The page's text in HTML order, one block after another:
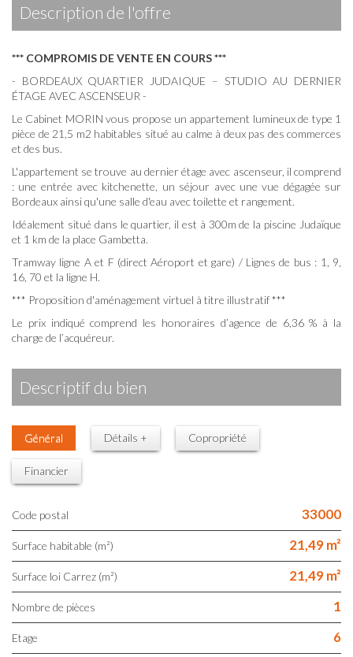
description de l'offre
*** COMPROMIS DE VENTE EN COURS ***
- BORDEAUX QUARTIER JUDAIQUE – STUDIO AU DERNIER
ÉTAGE AVEC ASCENSEUR -
Le Cabinet MORIN vous propose un appartement lumineux de type 1
pièce de 21,5 m2 habitables situé au calme à deux pas des commerces
et des bus.
L'appartement se trouve au dernier étage avec ascenseur, il comprend
: une entrée avec kitchenette, un séjour avec une vue dégagée sur
Bordeaux ainsi qu'une salle d'eau avec toilette et rangement.
Idéalement situé dans le quartier, il est à 300m de la piscine Judaïque
et 1 km de la place Gambetta.
Tramway ligne A et F (direct Aéroport et gare) / Lignes de bus : 1, 9,
16, 70 et la ligne H.
*** Proposition d'aménagement virtuel à titre illustratif ***
Le prix indiqué comprend les honoraires d’agence de 6,36 % à la
charge de l’acquéreur.
descriptif du bien
Général Détails + Copropriété
Financier
Code postal 33000
Surface habitable (m²) 21,49 m²
Surface loi Carrez (m²) 21,49 m²
Nombre de pièces 1
Etage 6